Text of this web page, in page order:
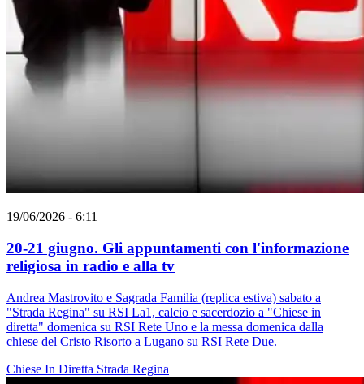
19/06/2026 - 6:11
20-21 giugno. Gli appuntamenti con l'informazione
religiosa in radio e alla tv
Andrea Mastrovito e Sagrada Familia (replica estiva) sabato a
"Strada Regina" su RSI La1, calcio e sacerdozio a "Chiese in
diretta" domenica su RSI Rete Uno e la messa domenica dalla
chiese del Cristo Risorto a Lugano su RSI Rete Due.
Chiese In Diretta Strada Regina